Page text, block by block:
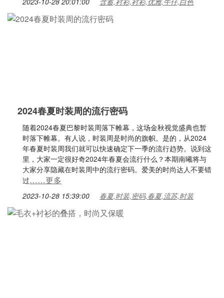
2024春夏时装周的流行密码
随着2024春夏巴黎时装周落下帷幕，这场金秋视觉盛典也暂
时落下帷幕。有人说，时装周是时尚的旗帜。是的，从2024
年春夏时装周我们就可以快速确定下一季的流行趋势。说到这
里，大家一定很好奇2024年春夏会流行什么？本期南曦将与
大家分享隐藏在时装周中的流行密码。爱美的时尚达人不要错
过……更多
2023-10-28 15:39:00 春夏,时装,密码,春夏,流苏,时装